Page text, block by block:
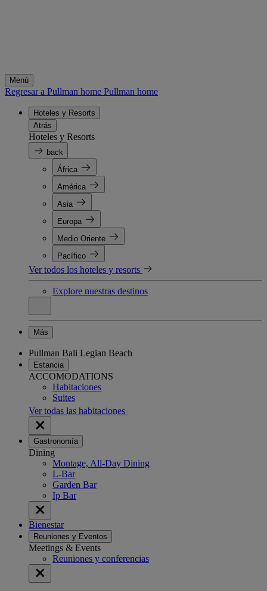
Menú
Regresar a Pullman home Pullman home
Hoteles y Resorts
Atrás
Hoteles y Resorts
back
África
América
Asia
Europa
Medio Oriente
Pacífico
Ver todos los hoteles y resorts
Explore nuestras destinos
Más
Pullman Bali Legian Beach
Estancia
ACCOMODATIONS
Habitaciones
Suites
Ver todas las habitaciones
Gastronomía
Dining
Montage, All-Day Dining
L-Bar
Garden Bar
Ip Bar
Bienestar
Reuniones y Eventos
Meetings & Events
Reuniones y conferencias